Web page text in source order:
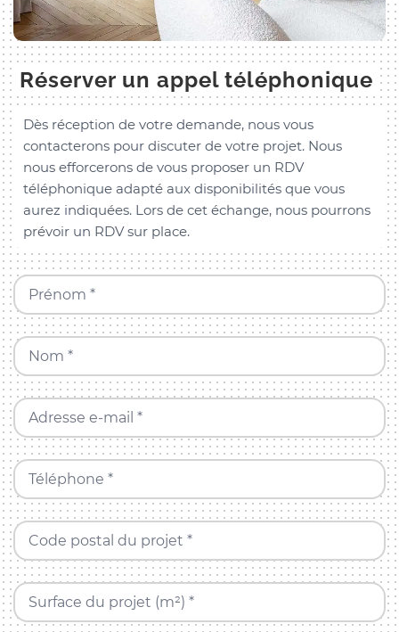
Réserver un appel téléphonique
Dès réception de votre demande, nous vous
contacterons pour discuter de votre projet. Nous
nous efforcerons de vous proposer un RDV
téléphonique adapté aux disponibilités que vous
aurez indiquées. Lors de cet échange, nous pourrons
prévoir un RDV sur place.
Prénom *
Nom *
Adresse e-mail *
Téléphone *
Code postal du projet *
Surface du projet (m²) *